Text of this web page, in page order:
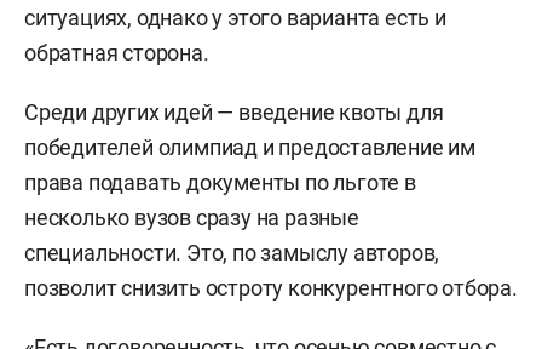
ситуациях, однако у этого варианта есть и
обратная сторона.
Среди других идей — введение квоты для
победителей олимпиад и предоставление им
права подавать документы по льготе в
несколько вузов сразу на разные
специальности. Это, по замыслу авторов,
позволит снизить остроту конкурентного отбора.